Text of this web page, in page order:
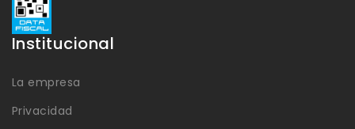
Institucional
La empresa
Privacidad